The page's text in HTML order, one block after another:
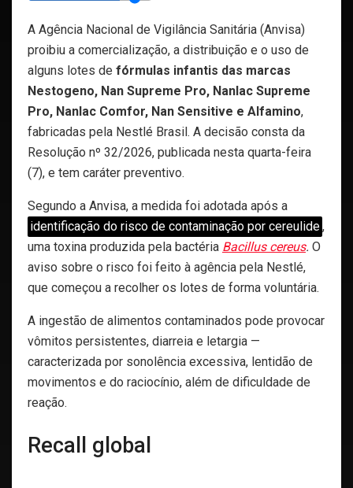
A Agência Nacional de Vigilância Sanitária (Anvisa)
proibiu a comercialização, a distribuição e o uso de
alguns lotes de fórmulas infantis das marcas
Nestogeno, Nan Supreme Pro, Nanlac Supreme
Pro, Nanlac Comfor, Nan Sensitive e Alfamino,
fabricadas pela Nestlé Brasil. A decisão consta da
Resolução nº 32/2026, publicada nesta quarta-feira
(7), e tem caráter preventivo.
Segundo a Anvisa, a medida foi adotada após a
identificação do risco de contaminação por cereulide,
uma toxina produzida pela bactéria Bacillus cereus. O
aviso sobre o risco foi feito à agência pela Nestlé,
que começou a recolher os lotes de forma voluntária.
A ingestão de alimentos contaminados pode provocar
vômitos persistentes, diarreia e letargia —
caracterizada por sonolência excessiva, lentidão de
movimentos e do raciocínio, além de dificuldade de
reação.
Recall global